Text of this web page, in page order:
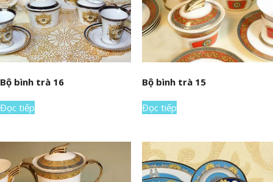
Bộ bình trà 16
Đọc tiếp
Bộ bình trà 15
Đọc tiếp